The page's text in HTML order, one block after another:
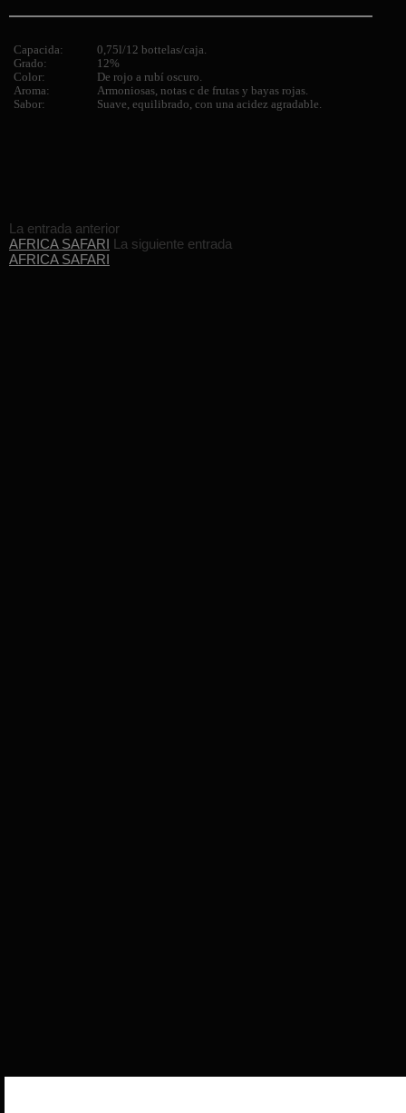
Capacida:
0,75l/12 bottelas/caja.
Grado:
12%
Color:
De rojo a rubí oscuro.
Aroma:
Armoniosas, notas c de frutas y bayas rojas.
Sabor:
Suave, equilibrado, con una acidez agradable.
La entrada anterior
AFRICA SAFARI La siguiente entrada
AFRICA SAFARI